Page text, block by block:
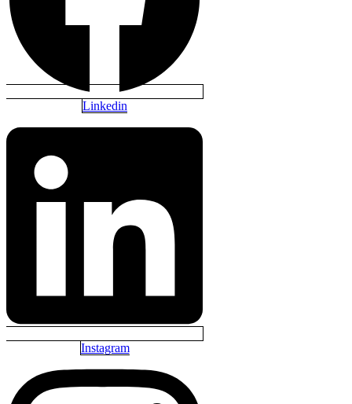
Linkedin
Instagram